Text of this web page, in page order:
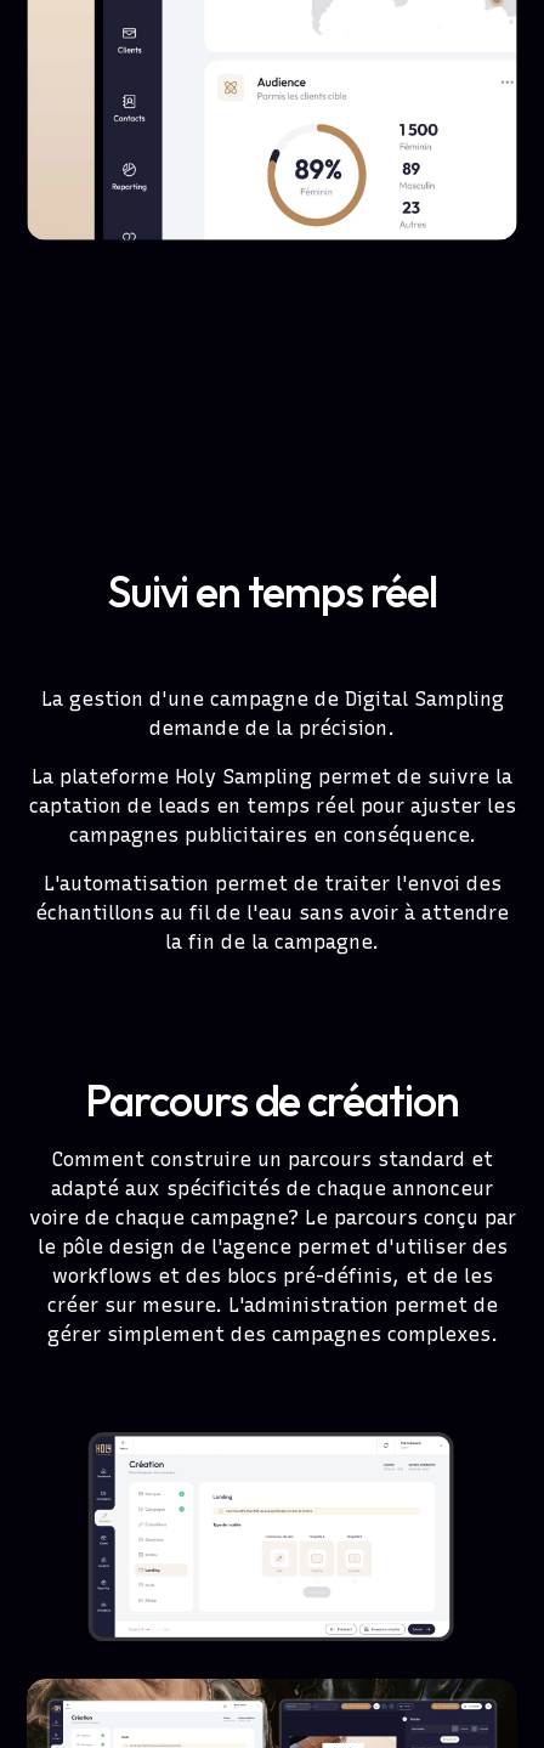
Suivi en temps réel
La gestion d'une campagne de Digital Sampling
demande de la précision.
La plateforme Holy Sampling permet de suivre la
captation de leads en temps réel pour ajuster les
campagnes publicitaires en conséquence.
L'automatisation permet de traiter l'envoi des
échantillons au fil de l'eau sans avoir à attendre
la fin de la campagne.
Parcours de création
Comment construire un parcours standard et
adapté aux spécificités de chaque annonceur
voire de chaque campagne? Le parcours conçu par
le pôle design de l'agence permet d'utiliser des
workflows et des blocs pré-définis, et de les
créer sur mesure. L'administration permet de
gérer simplement des campagnes complexes.